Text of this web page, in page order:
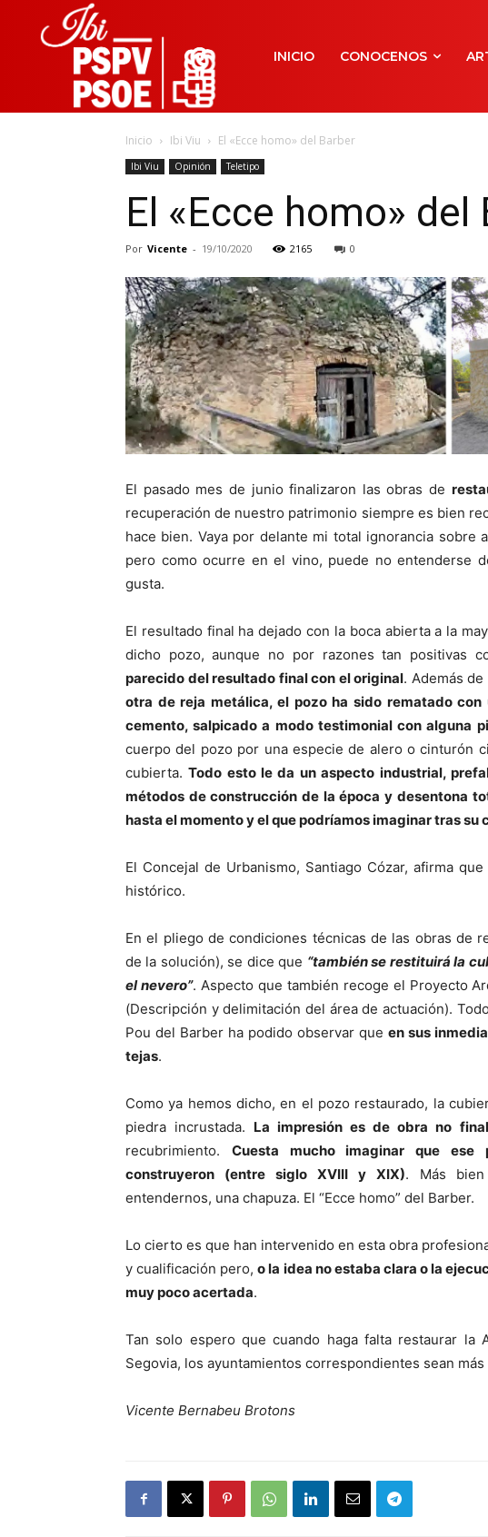
INICIO CONOCENOS
Inicio Ibi Viu El «Ecce homo» del Barber
Ibi Viu Opinión Teletipo
El «Ecce homo» del
Por Vicente - 19/10/2020 2165 0
El pasado mes de junio finalizaron las obras de
recuperación de nuestro patrimonio siempre es bien
hace bien. Vaya por delante mi total ignorancia sobre
pero como ocurre en el vino, puede no entenderse
gusta.
El resultado final ha dejado con la boca abierta a la
dicho pozo, aunque no por razones tan positivas
parecido del resultado final con el original. Además de
otra de reja metálica, el pozo ha sido rematado
cemento, salpicado a modo testimonial con alguna
cuerpo del pozo por una especie de alero o cinturón
cubierta.Todo esto le da un aspecto industrial,
métodos de construcción de la época y desentona
hasta el momento y el que podríamos imaginar tras su
El Concejal de Urbanismo, Santiago Cózar, afirma
histórico.
En el pliego de condiciones técnicas de las obras de
de la solución), se dice que “también se restituirá la
el nevero”. Aspecto que también recoge el Proyecto
(Descripción y delimitación del área de actuación).
Pou del Barber ha podido observar que en sus
tejas.
Como ya hemos dicho, en el pozo restaurado, la
piedra incrustada. La impresión es de obra no
recubrimiento. Cuesta mucho imaginar que
construyeron (entre siglo XVIII y XIX). Más bien
entendernos, una chapuza. El “Ecce homo” del Barber.
Lo cierto es que han intervenido en esta obra
y cualificación pero,o la idea no estaba clara o la
muy poco acertada.
Tan solo espero que cuando haga falta restaurar la
Segovia, los ayuntamientos correspondientes sean
Vicente Bernabeu Brotons